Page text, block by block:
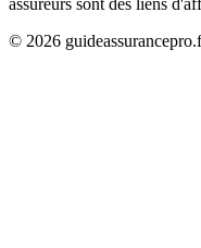
© 2026